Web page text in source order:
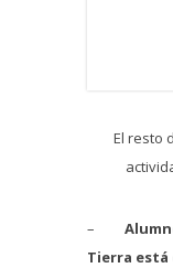
El resto
–
Tierra está